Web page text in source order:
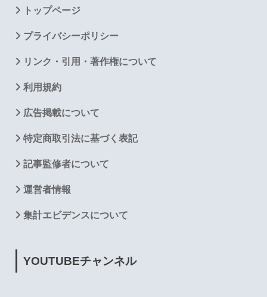
トップページ
プライバシーポリシー
リンク・引用・著作権について
利用規約
広告掲載について
特定商取引法に基づく表記
記事監修者について
運営者情報
集計エビデンスについて
YOUTUBEチャンネル